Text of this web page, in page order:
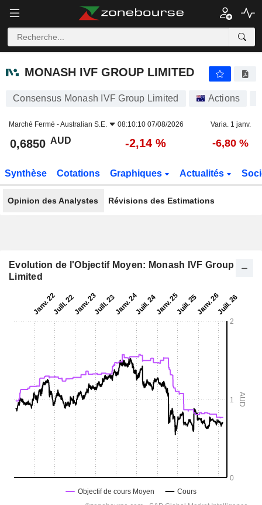
MONASH IVF GROUP LIMITED
Consensus Monash IVF Group Limited Actions
Marché Fermé -Australian S.E. 08:10:10 07/08/2026 Varia. 1 janv.
0,6850 AUD -2,14 % -6,80 %
Synthèse Cotations Graphiques Actualités
Opinion des Analystes Révisions des Estimations
Evolution de l'Objectif Moyen: Monash IVF Group
Limited